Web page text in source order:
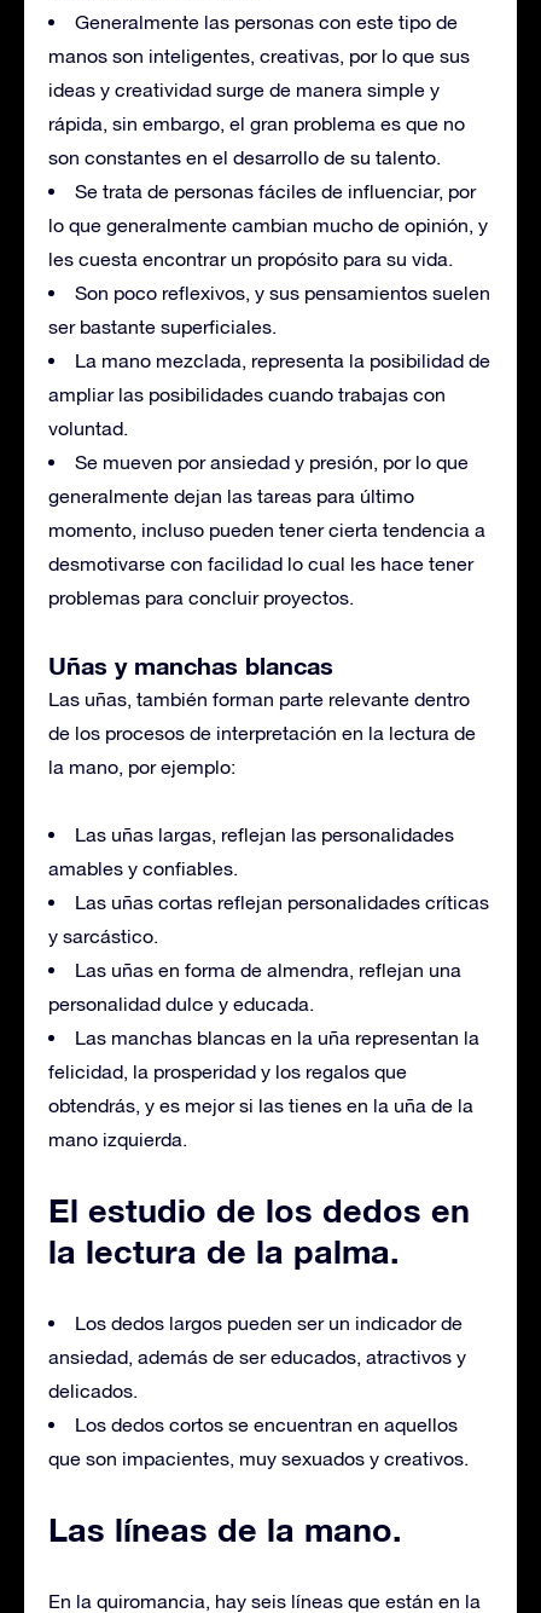
Generalmente las personas con este tipo de
manos son inteligentes, creativas, por lo que sus
ideas y creatividad surge de manera simple y
rápida, sin embargo, el gran problema es que no
son constantes en el desarrollo de su talento.
Se trata de personas fáciles de influenciar, por
lo que generalmente cambian mucho de opinión, y
les cuesta encontrar un propósito para su vida.
Son poco reflexivos, y sus pensamientos suelen
ser bastante superficiales.
La mano mezclada, representa la posibilidad de
ampliar las posibilidades cuando trabajas con
voluntad.
Se mueven por ansiedad y presión, por lo que
generalmente dejan las tareas para último
momento, incluso pueden tener cierta tendencia a
desmotivarse con facilidad lo cual les hace tener
problemas para concluir proyectos.
Uñas y manchas blancas
Las uñas, también forman parte relevante dentro
de los procesos de interpretación en la lectura de
la mano, por ejemplo:
Las uñas largas, reflejan las personalidades
amables y confiables.
Las uñas cortas reflejan personalidades críticas
y sarcástico.
Las uñas en forma de almendra, reflejan una
personalidad dulce y educada.
Las manchas blancas en la uña representan la
felicidad, la prosperidad y los regalos que
obtendrás, y es mejor si las tienes en la uña de la
mano izquierda.
El estudio de los dedos en
la lectura de la palma.
Los dedos largos pueden ser un indicador de
ansiedad, además de ser educados, atractivos y
delicados.
Los dedos cortos se encuentran en aquellos
que son impacientes, muy sexuados y creativos.
Las líneas de la mano.
En la quiromancia, hay seis líneas que están en la